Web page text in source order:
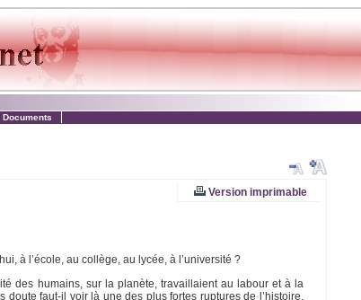
Documents
Version imprimable
à l’école, au collège, au lycée, à l’université ?
des humains, sur la planète, travaillaient au labour et à la
faut-il voir là une des plus fortes ruptures de l’histoire,